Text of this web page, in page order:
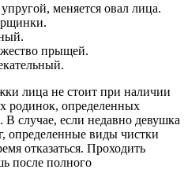
меняется овал лица.
прыщей.
лица не стоит при наличии
родинок, определенных
случае, если недавно девушка
определенные виды чистки
отказаться. Проходить
после полного